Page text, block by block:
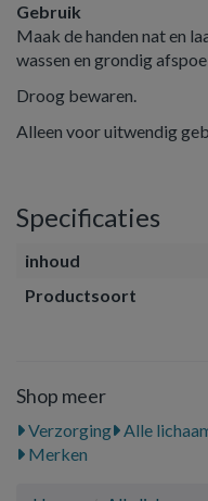
Gebruik
Maak de handen nat en
wassen en grondig
Droog bewaren.
Alleen voor uitwendig
Specificaties
inhoud
Productsoort
Shop meer
Verzorging Alle
Merken